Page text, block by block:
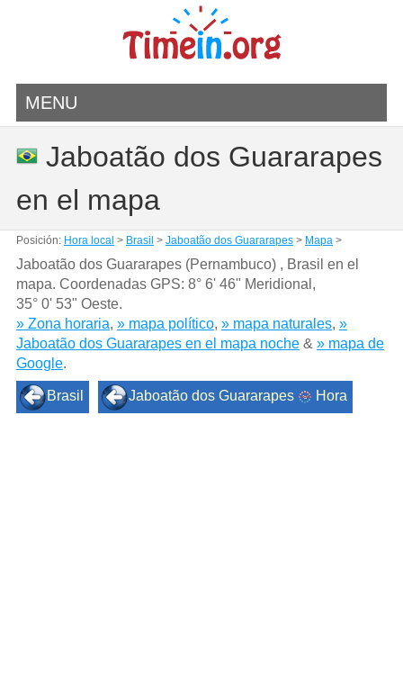
MENU
Jaboatão dos Guararapes
en el mapa
Posición: Hora local > Brasil > Jaboatão dos Guararapes> Mapa>
Jaboatão dos Guararapes (Pernambuco) , Brasil en el
mapa. Coordenadas GPS: 8° 6' 46" Meridional ,
35° 0' 53" Oeste.
» Zona horaria, » mapa político, » mapa naturales, »
Jaboatão dos Guararapes en el mapa noche& » mapa de
Google.
Brasil Jaboatão dos Guararapes Hora